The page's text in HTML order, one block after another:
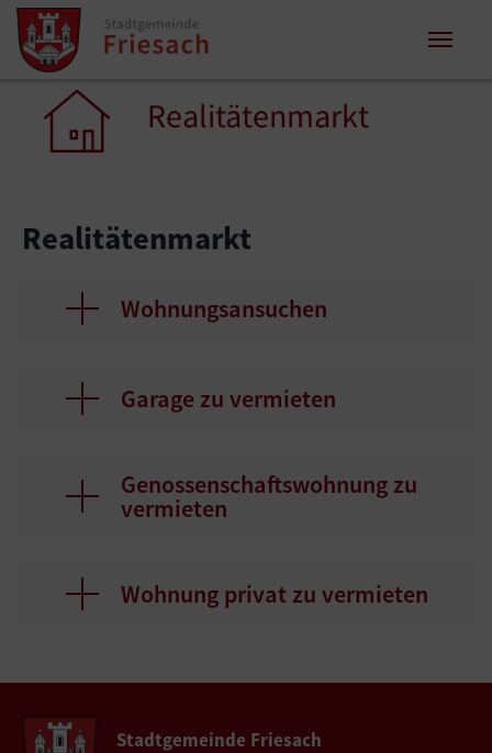
Zum Inhalt springen
Zum Seitenende springen
Sie sind hier: Realitätenmarkt
Realitätenmarkt
Wohnungsansuchen
Garage zu vermieten
Genossenschaftswohnung zu
vermieten
Wohnung privat zu vermieten
Stadtgemeinde Friesach